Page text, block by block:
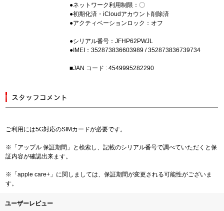
●ネットワーク利用制限：〇
●初期化済・iCloudアカウント削除済
●アクティベーションロック：オフ
●シリアル番号：JFHP62PWJL
●IMEI：352873836603989 / 352873836739734
■JAN コード : 4549995282290
ご利用には5G対応のSIMカードが必要です。
※「アップル 保証期間」と検索し、記載のシリアル番号で調べていただくと保
証内容が確認出来ます。
※「apple care+」に関しましては、保証期間が変更される可能性がございま
す。
ユーザーレビュー